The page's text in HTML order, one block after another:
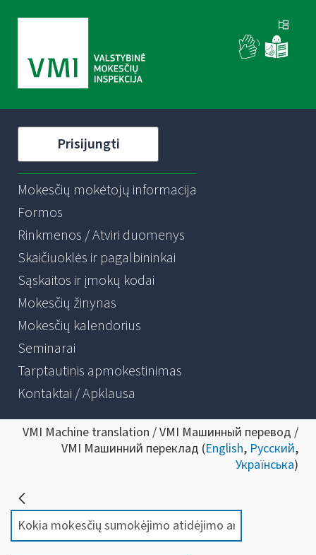
Prisijungti
Mokesčių mokėtojų informacija
Formos
Rinkmenos / Atviri duomenys
Skaičiuoklės ir pagalbininkai
Sąskaitos ir įmokų kodai
Mokesčių žinynas
Mokesčių kalendorius
Seminarai
Tarptautinis apmokestinimas
Kontaktai / Apklausa
VMI Machine translation / VMI Машинный перевод /
VMI Машинний переклад (English, Русский,
Українська)